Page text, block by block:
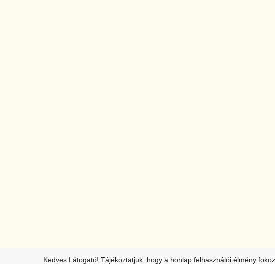
Kedves Látogató! Tájékoztatjuk, hogy a honlap felhasználói élmény